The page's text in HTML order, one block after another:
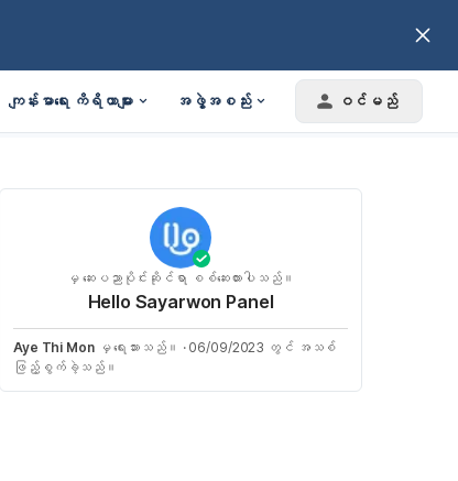
ကျန်းမာရေး ကိရိယာများ အဖွဲ့အစည်း ဝင်မည်
မှ ဆေးပညာပိုင်းဆိုင်ရာ စစ်ဆေးထားပါသည်။
Hello Sayarwon Panel
Aye Thi Monမှ ရေးသားသည်။ · 06/09/2023 တွင် အသစ်
ဖြည့်စွက်ခဲ့သည်။